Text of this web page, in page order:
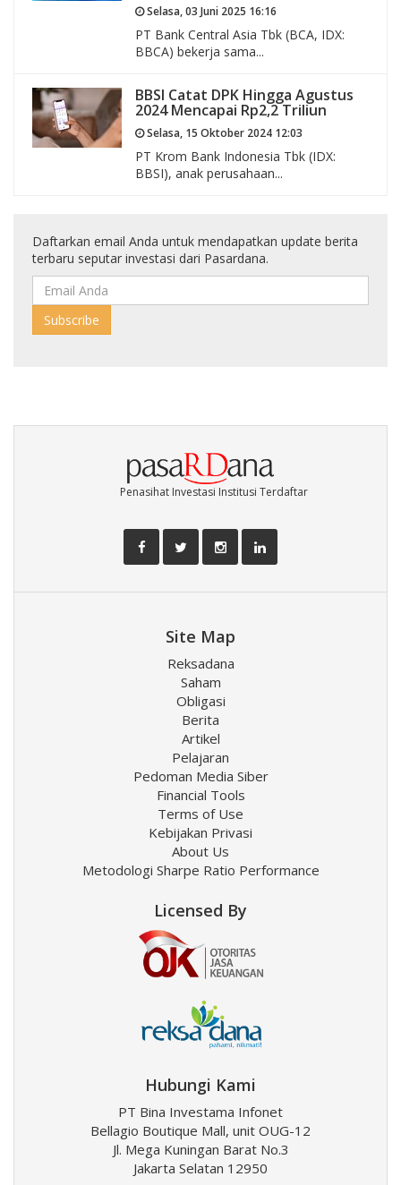
Selasa, 03 Juni 2025 16:16
PT Bank Central Asia Tbk (BCA, IDX:
BBCA) bekerja sama...
BBSI Catat DPK Hingga Agustus
2024 Mencapai Rp2,2 Triliun
Selasa, 15 Oktober 2024 12:03
PT Krom Bank Indonesia Tbk (IDX:
BBSI), anak perusahaan...
Daftarkan email Anda untuk mendapatkan update berita
terbaru seputar investasi dari Pasardana.
Penasihat Investasi Institusi Terdaftar
Site Map
Reksadana
Saham
Obligasi
Berita
Artikel
Pelajaran
Pedoman Media Siber
Financial Tools
Terms of Use
Kebijakan Privasi
About Us
Metodologi Sharpe Ratio Performance
Licensed By
Hubungi Kami
PT Bina Investama Infonet
Bellagio Boutique Mall, unit OUG-12
Jl. Mega Kuningan Barat No.3
Jakarta Selatan 12950